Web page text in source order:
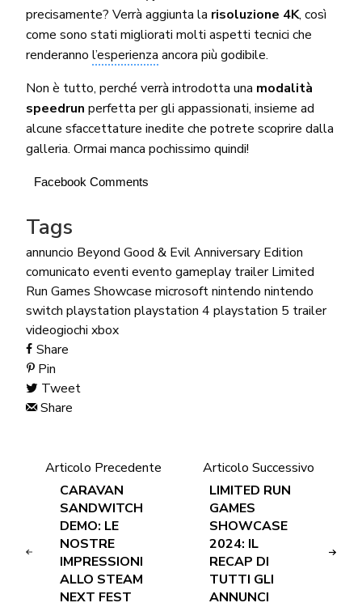
precisamente? Verrà aggiunta la risoluzione 4K, così
come sono stati migliorati molti aspetti tecnici che
renderanno l’esperienza ancora più godibile.
Non è tutto, perché verrà introdotta una modalità
speedrun perfetta per gli appassionati, insieme ad
alcune sfaccettature inedite che potrete scoprire dalla
galleria. Ormai manca pochissimo quindi!
Facebook Comments
Tags
annuncio Beyond Good & Evil Anniversary Edition
comunicato eventi evento gameplay trailer Limited
Run Games Showcase microsoftnintendo nintendo
switch playstation playstation 4 playstation 5 trailer
videogiochi xbox
Share
Pin
Tweet
Share
Articolo Precedente
CARAVAN
SANDWITCH
DEMO: LE
NOSTRE
IMPRESSIONI
ALLO STEAM
NEXT FEST
Articolo Successivo
LIMITED RUN
GAMES
SHOWCASE
2024: IL
RECAP DI
TUTTI GLI
ANNUNCI